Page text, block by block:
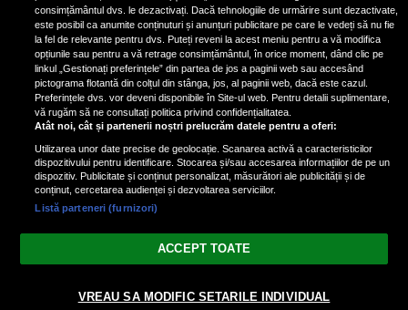
Nicki Minaj, acuzată de agresiune
de fostul manager: Detalii șocante
din proces
Nicki Minaj le-a lăudat pe...
Vezi varianta Desktop
© 2026 radiodcnews.ro | Toate drepturile rezervate.
consimțământul dvs. le dezactivați. Dacă tehnologiile de urmărire sunt dezactivate,
este posibil ca anumite conținuturi și anunțuri publicitare pe care le vedeți să nu fie
la fel de relevante pentru dvs. Puteți reveni la acest meniu pentru a vă modifica
opțiunile sau pentru a vă retrage consimțământul, în orice moment, dând clic pe
linkul „Gestionați preferințele” din partea de jos a paginii web sau accesând
pictograma flotantă din colțul din stânga, jos, al paginii web, dacă este cazul.
Preferințele dvs. vor deveni disponibile în Site-ul web. Pentru detalii suplimentare,
vă rugăm să ne consultați politica privind confidențialitatea.
Atât noi, cât și partenerii noștri prelucrăm datele pentru a oferi:
Utilizarea unor date precise de geolocație. Scanarea activă a caracteristicilor
dispozitivului pentru identificare. Stocarea și/sau accesarea informațiilor de pe un
dispozitiv. Publicitate și conținut personalizat, măsurători ale publicității și de
conținut, cercetarea audienței și dezvoltarea serviciilor.
Listă parteneri (furnizori)
ACCEPT TOATE
VREAU SA MODIFIC SETARILE INDIVIDUAL